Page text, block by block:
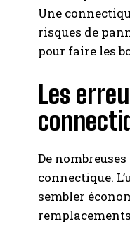
Une
risques de
pour faire les
Les
De
connectique.
sembler